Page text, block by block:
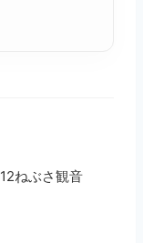
ねぶさ観音